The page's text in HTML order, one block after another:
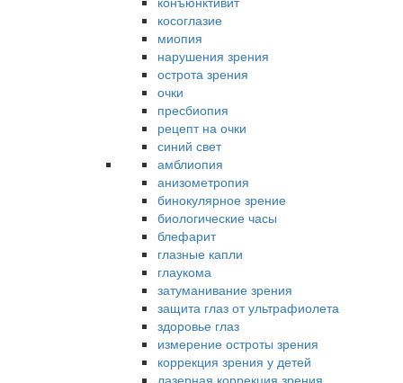
косоглазие
миопия
нарушения зрения
острота зрения
очки
пресбиопия
рецепт на очки
синий свет
амблиопия
анизометропия
бинокулярное зрение
биологические часы
блефарит
глазные капли
глаукома
затуманивание зрения
защита глаз от ультрафиолета
здоровье глаз
измерение остроты зрения
коррекция зрения у детей